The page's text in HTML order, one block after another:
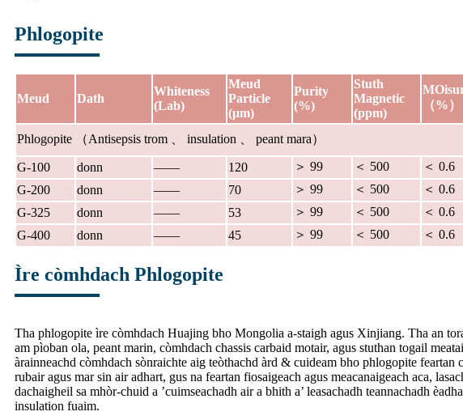
Phlogopite
Meud Dath
Whiteness
(Lab)
Meud
Particle
(μm)
Purity
(%)
Stuth
Magnetic
(ppm)
（%）
Phlogopite （Antisepsis trom 、 insulation 、 peant mara）
G-100 donn —— 120 ＞ 99 ＜ 500 ＜ 0.6
G-200
donn —— 70 ＞ 99 ＜ 500 ＜ 0.6
G-325
donn —— 53 ＞ 99 ＜ 500 ＜ 0.6
G-400
donn —— 45 ＞ 99 ＜ 500 ＜ 0.6
Ìre còmhdach Phlogopite
Tha phlogopite ìre còmhdach Huajing bho Mongolia a-staigh agus Xinjiang. Tha an
am pìoban ola, peant marin, còmhdach chassis carbaid motair, agus stuthan togail
àrainneachd còmhdach sònraichte aig teòthachd àrd & cuideam bho phlogopite
rubair agus mar sin air adhart, gus na feartan fiosaigeach agus meacanaigeach aca,
dachaigheil sa mhòr-chuid a ’cuimseachadh air a bhith a’ leasachadh teannachadh
insulation fuaim.